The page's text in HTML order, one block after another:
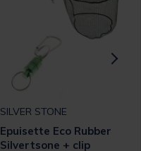
SILVER STONE
Epuisette Eco Rubber
Silvertsone + clip